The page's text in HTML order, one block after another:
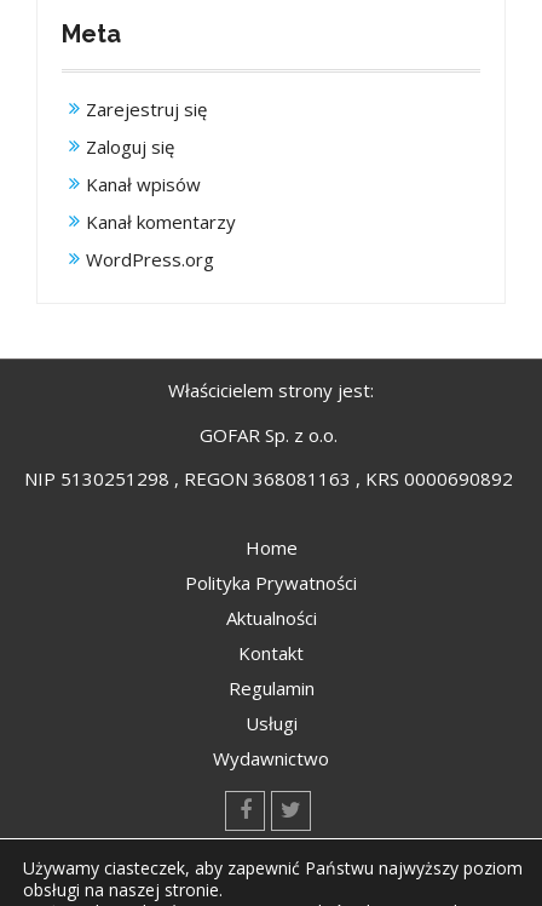
Meta
Zarejestruj się
Zaloguj się
Kanał wpisów
Kanał komentarzy
WordPress.org
Właścicielem strony jest:
GOFAR Sp. z o.o.
NIP 5130251298 , REGON 368081163 , KRS 0000690892
Home
Polityka Prywatności
Aktualności
Kontakt
Regulamin
Usługi
Wydawnictwo
Używamy ciasteczek, aby zapewnić Państwu najwyższy poziom
obsługi na naszej stronie.